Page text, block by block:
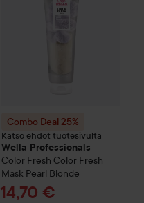
Combo Deal 25%
Katso ehdot tuotesivulta
Wella Professionals
Color Fresh Color Fresh
Mask Pearl Blonde
Tarjoushinta
14,70 €